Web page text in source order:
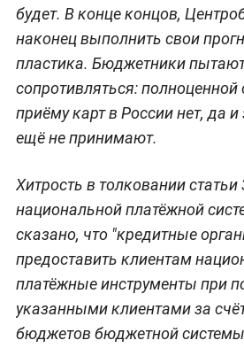
будет. В конце концов,
наконец выполнить свои
пластика. Бюджетники
сопротивляться: полноценной
приёму карт в России нет, да
ещё не принимают.
Хитрость в толковании
национальной платёжной
сказано, что "кредитные
предоставить клиентам
платёжные инструменты при
указанными клиентами за
бюджетов бюджетной